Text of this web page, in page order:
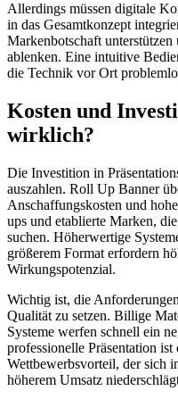
Allerdings müssen digitale
in das Gesamtkonzept
Markenbotschaft
ablenken. Eine intuitive
die Technik vor Ort
Kosten und
wirklich?
Die Investition in
auszahlen. Roll Up Banner
Anschaffungskosten und
ups und etablierte Marken,
suchen. Höherwertige
größerem Format erfordern
Wirkungspotenzial.
Wichtig ist, die
Qualität zu setzen. Billige
Systeme werfen schnell ein
professionelle Präsentation ist
Wettbewerbsvorteil, der sich
höherem Umsatz